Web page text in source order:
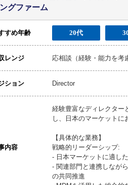
グファーム
すめ年齢 20代
レンジ 応相談（経験・能力を考
ション Director
内容
経験豊富なディレクター
し、日本のマーケットに
【具体的な業務】
戦略的リーダーシップ:
- 日本マーケットに適し
- 関連部門と連携しなが
の共同推進